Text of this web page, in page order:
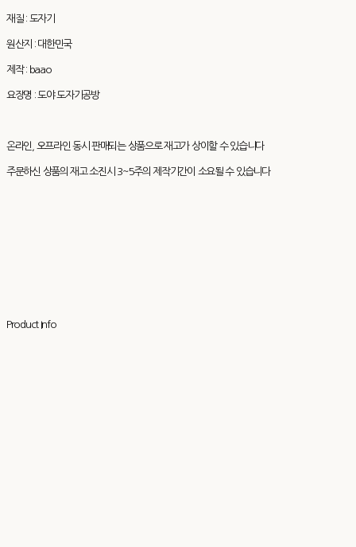
재질 : 도자기
원산지 : 대한민국
제작 : baao
요장명 : 도야 도자기공방
온라인, 오프라인 동시 판매되는 상품으로 재고가 상이할 수 있습니다
주문하신 상품의 재고 소진시 3~5주의 제작기간이 소요될 수 있습니다
Product Info